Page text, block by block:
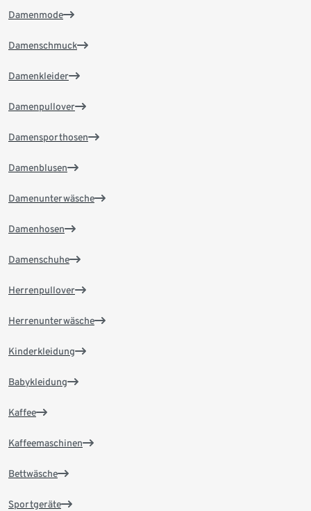
Damenmode
Damenschmuck
Damenkleider
Damenpullover
Damensporthosen
Damenblusen
Damenunterwäsche
Damenhosen
Damenschuhe
Herrenpullover
Herrenunterwäsche
Kinderkleidung
Babykleidung
Kaffee
Kaffeemaschinen
Bettwäsche
Sportgeräte